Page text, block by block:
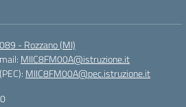
- Rozzano (MI)
MIIC8FM00A@istruzione.it
MIIC8FM00A@pec.istruzione.it